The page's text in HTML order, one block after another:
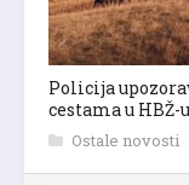
Policija
cestama u HBŽ-u
Ostale novosti